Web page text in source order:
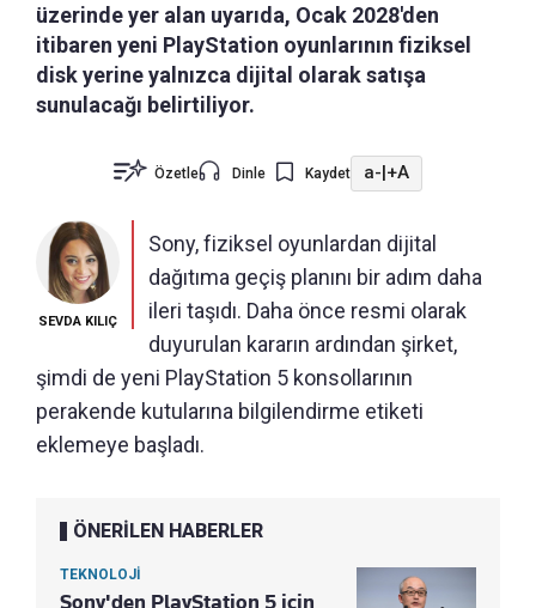
üzerinde yer alan uyarıda, Ocak 2028'den
itibaren yeni PlayStation oyunlarının fiziksel
disk yerine yalnızca dijital olarak satışa
sunulacağı belirtiliyor.
Özetle Dinle Kaydet a-|+A
SEVDA KILIÇ
Sony, fiziksel oyunlardan dijital
dağıtıma geçiş planını bir adım daha
ileri taşıdı. Daha önce resmi olarak
duyurulan kararın ardından şirket,
şimdi de yeni PlayStation 5 konsollarının
perakende kutularına bilgilendirme etiketi
eklemeye başladı.
ÖNERİLEN HABERLER
TEKNOLOJİ
Sony'den PlayStation 5 için